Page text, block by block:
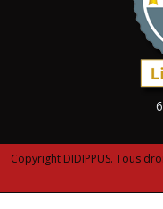
Copyright DIDIPPUS. Tous